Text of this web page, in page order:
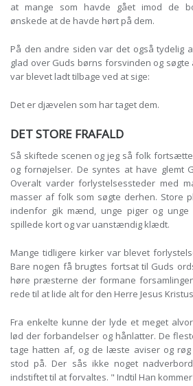
at mange som havde gået imod de
ønskede at de havde hørt på dem.
På den andre siden var det også tydelig
glad over Guds børns forsvinden og
var blevet ladt tilbage ved at sige:
Det er djævelen som har taget dem.
DET STORE FRAFALD
Så skiftede scenen og jeg så folk
og fornøjelser. De syntes at have glemt
Overalt varder forlystelsessteder med
masser af folk som søgte derhen. Store
indenfor gik mænd, unge piger og
spillede kort og var uanstændig klædt.
Mange tidligere kirker var blevet
Bare nogen få brugtes fortsat til Guds
høre præsterne der formane
rede til at lide alt for den Herre Jesus
Fra enkelte kunne der lyde et meget
lød der forbandelser og hånlatter. De
tage hatten af, og de læste aviser og
stod på. Der sås ikke noget
indstiftet til at forvaltes. " Indtil Han